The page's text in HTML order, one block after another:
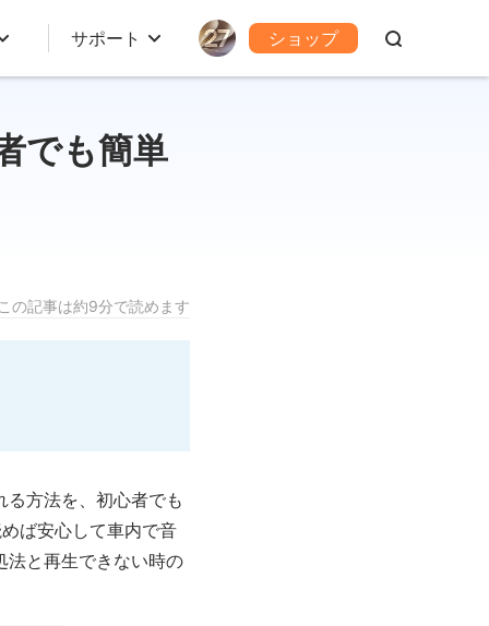
サポート ショップ
でも簡単
この記事は約9分で読めます
方法を、初心者でも
ば安心して車内で音
法と再生できない時の